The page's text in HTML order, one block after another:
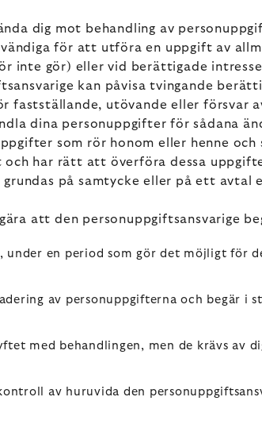
dig mot behandling av
för att utföra en uppgift av
gör) eller vid berättigade
kan påvisa tvingande
utövande eller försvar
dina personuppgifter för sådana
som rör honom eller henne och
har rätt att överföra dessa
på samtycke eller på ett avtal
att den personuppgiftsansvarige
en period som gör det möjligt för
av personuppgifterna och begär i
med behandlingen, men de krävs av
av huruvida den